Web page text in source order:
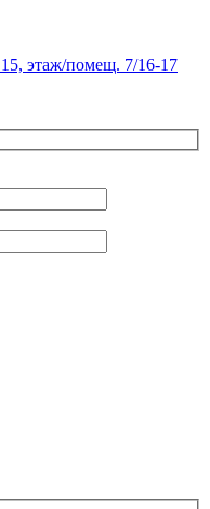
этаж/помещ. 7/16-17